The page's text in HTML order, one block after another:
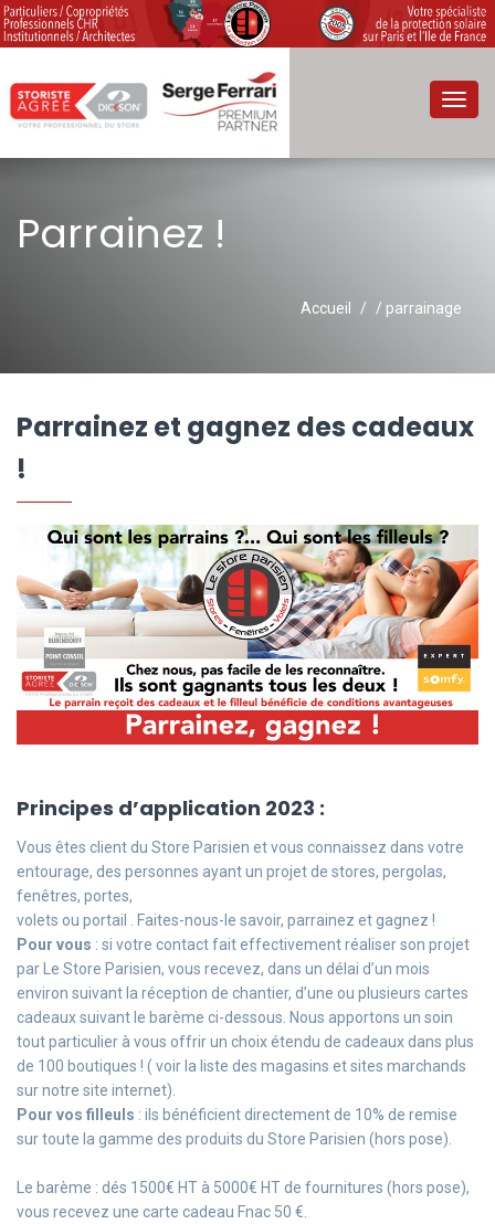
Parrainez !
Accueil / parrainage
Parrainez et gagnez des cadeaux
!
Principes d’application 2023 :
Vous êtes client du Store Parisien et vous connaissez dans votre
entourage, des personnes ayant un projet de stores, pergolas,
fenêtres, portes,
volets ou portail . Faites-nous-le savoir, parrainez et gagnez !
Pour vous : si votre contact fait effectivement réaliser son projet
par Le Store Parisien, vous recevez, dans un délai d’un mois
environ suivant la réception de chantier, d’une ou plusieurs cartes
cadeaux suivant le barème ci-dessous. Nous apportons un soin
tout particulier à vous offrir un choix étendu de cadeaux dans plus
de 100 boutiques ! ( voir la liste des magasins et sites marchands
sur notre site internet).
Pour vos filleuls : ils bénéficient directement de 10% de remise
sur toute la gamme des produits du Store Parisien (hors pose).
Le barème : dés 1500€ HT à 5000€ HT de fournitures (hors pose),
vous recevez une carte cadeau Fnac 50 €.